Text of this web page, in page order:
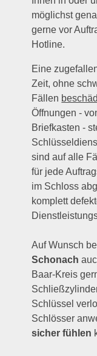
möglichst
gerne vor
Hotline.
Eine
Zeit, ohne
Fällen
Öffnungen -
Briefkasten -
sind auf alle
für jede
im Schloss
komplett
Auf Wunsch
Schonach
Baar-Kreis
Schlüssel
Schlösser
sicher fühlen